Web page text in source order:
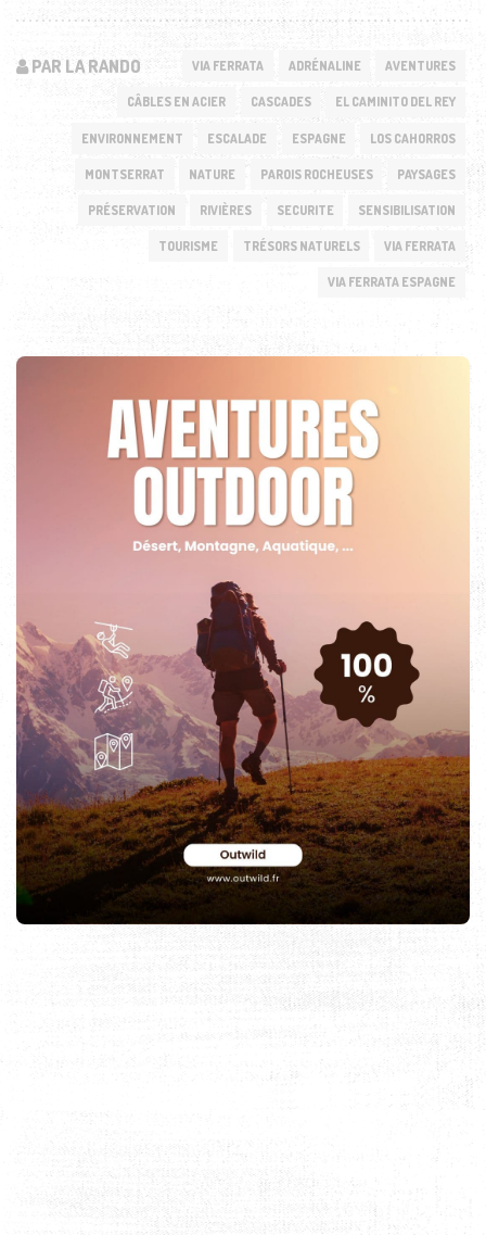
PAR LA RANDO VIA FERRATA ADRÉNALINE AVENTURES
CÂBLES EN ACIER CASCADES EL CAMINITO DEL REY
ENVIRONNEMENT ESCALADE ESPAGNE LOS CAHORROS
MONTSERRAT NATURE PAROIS ROCHEUSES PAYSAGES
PRÉSERVATION RIVIÈRES SECURITE SENSIBILISATION
TOURISME TRÉSORS NATURELS VIA FERRATA
VIA FERRATA ESPAGNE